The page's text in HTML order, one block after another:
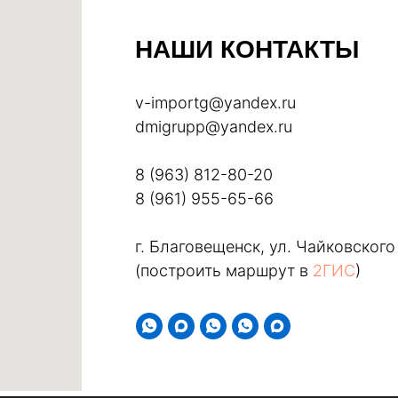
НАШИ КОНТАКТЫ
v-importg@yandex.ru
dmigrupp@yandex.ru
8 (963) 812-80-20
8 (961) 955-65-66
г. Благовещенск, ул. Чайковского
(построить маршрут в 2ГИС)